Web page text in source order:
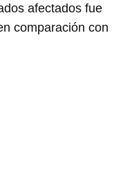
afectados fue
comparación con